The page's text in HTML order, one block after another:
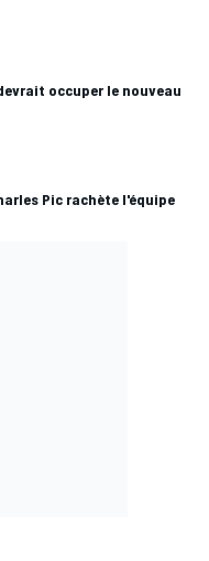
occuper le nouveau
Pic rachète l'équipe